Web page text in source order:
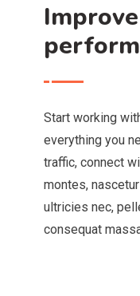
Start working
everything you
traffic, connect
montes,
ultricies nec,
consequat